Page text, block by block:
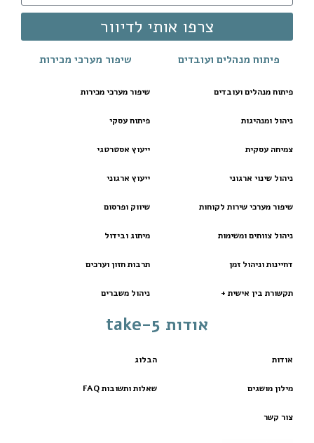
אודות take-5
אודות הבלוג
מילון מושגים שאלות ותשובות FAQ
צור קשר
שיפור מערכי מכירות
שיפור מערכי מכירות
פיתוח עסקי
ייעוץ אסטרטגי
ייעוץ ארגוני
שיווק ופרסום
מיתוג ובידול
תרבות חזון וערכים
ניהול משברים
פיתוח מנהלים ועובדים
פיתוח מנהלים ועובדים
ניהול ומנהיגות
צמיחה עסקית
ניהול שינוי ארגוני
שיפור מערכי שירות לקוחות
ניהול צוותים ומשימות
דחיינות וניהול זמן
תקשורת בין אישית +
צרפו אותי לדיוור